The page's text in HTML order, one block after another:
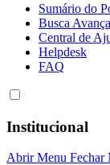
Sumário do
Busca
Central de
Helpdesk
FAQ
Institucional
Abrir Menu Fechar